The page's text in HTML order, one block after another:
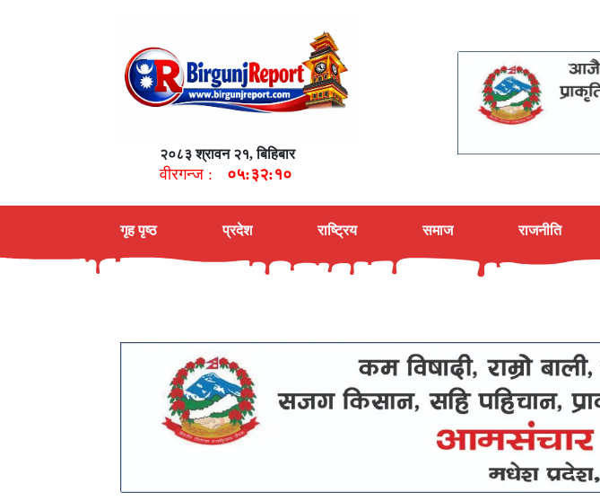
२०८३ श्रावन २१, बिहिबार
वीरगन्ज : ०५:३२:११
गृह पृष्ठ प्रदेश राष्ट्रिय समाज राजनीति